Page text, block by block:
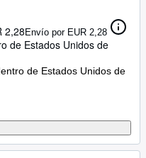
2,28Envío por EUR 2,28
de Estados Unidos de
de Estados Unidos de